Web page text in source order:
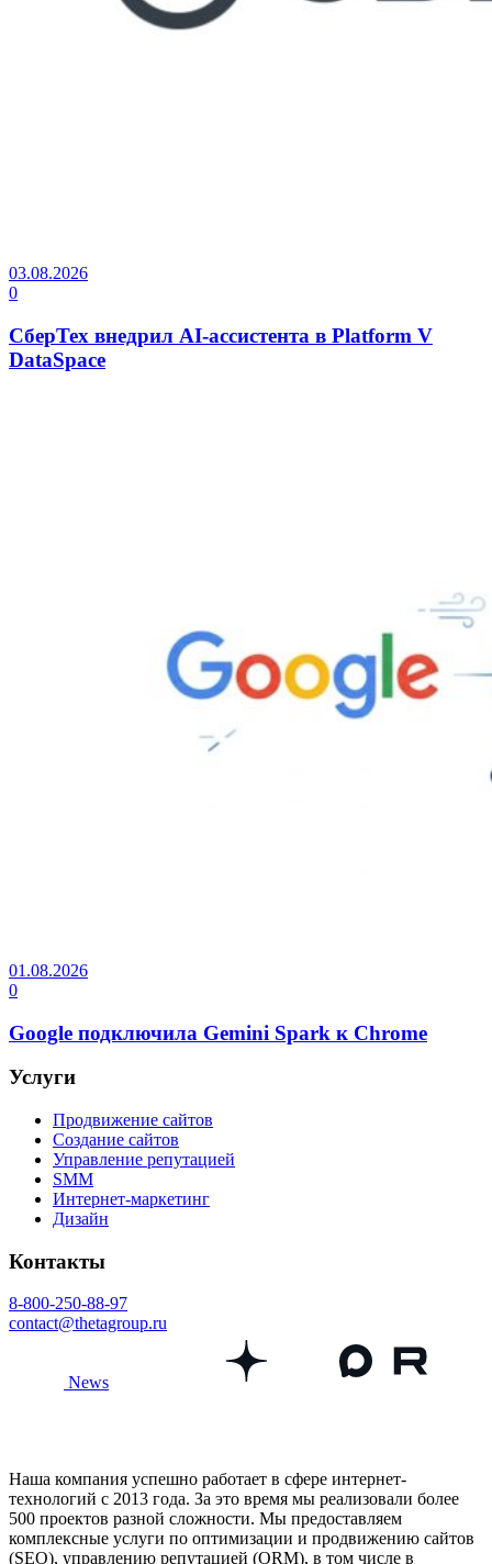
03.08.2026
0
СберТех внедрил AI-ассистента в Platform V
DataSpace
01.08.2026
0
Google подключила Gemini Spark к Chrome
Услуги
Продвижение сайтов
Создание сайтов
Управление репутацией
SMM
Интернет-маркетинг
Дизайн
Контакты
8-800-250-88-97
contact@thetagroup.ru
News
Наша компания успешно работает в сфере интернет-
технологий с 2013 года. За это время мы реализовали более
500 проектов разной сложности. Мы предоставляем
комплексные услуги по оптимизации и продвижению сайтов
(SEO), управлению репутацией (ORM), в том числе в